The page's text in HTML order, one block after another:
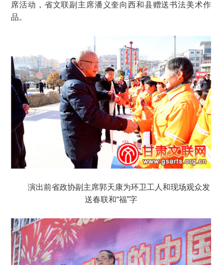
席活动，省文联副主席潘义奎向西和县赠送书法美术作
品。
演出前省政协副主席郭天康为环卫工人和现场观众发
送春联和“福”字